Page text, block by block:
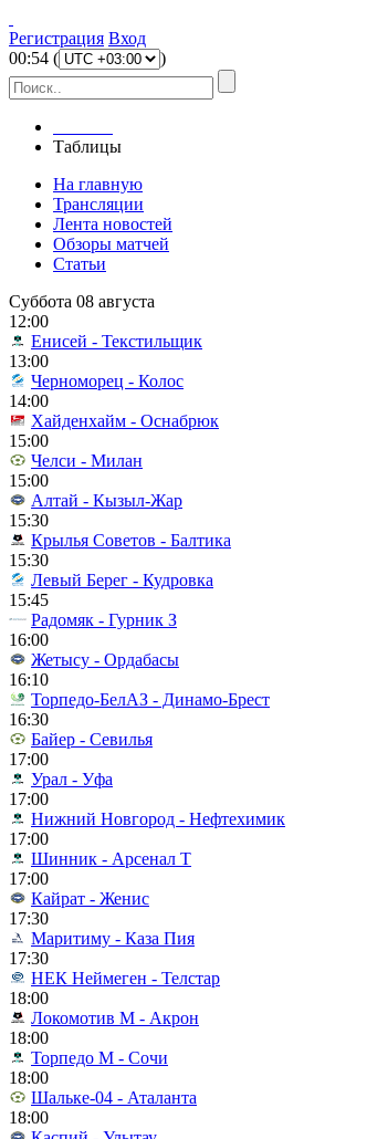
Регистрация Вход
00:54 ( )
Таблицы
На главную
Трансляции
Лента новостей
Обзоры матчей
Статьи
Суббота 08 августа
12:00
Енисей - Текстильщик
13:00
Черноморец - Колос
14:00
Хайденхайм - Оснабрюк
15:00
Челси - Милан
15:00
Алтай - Кызыл-Жар
15:30
Крылья Советов - Балтика
15:30
Левый Берег - Кудровка
15:45
Радомяк - Гурник З
16:00
Жетысу - Ордабасы
16:10
Торпедо-БелАЗ - Динамо-Брест
16:30
Байер - Севилья
17:00
Урал - Уфа
17:00
Нижний Новгород - Нефтехимик
17:00
Шинник - Арсенал Т
17:00
Кайрат - Женис
17:30
Маритиму - Каза Пия
17:30
НЕК Неймеген - Телстар
18:00
Локомотив М - Акрон
18:00
Торпедо М - Сочи
18:00
Шальке-04 - Аталанта
18:00